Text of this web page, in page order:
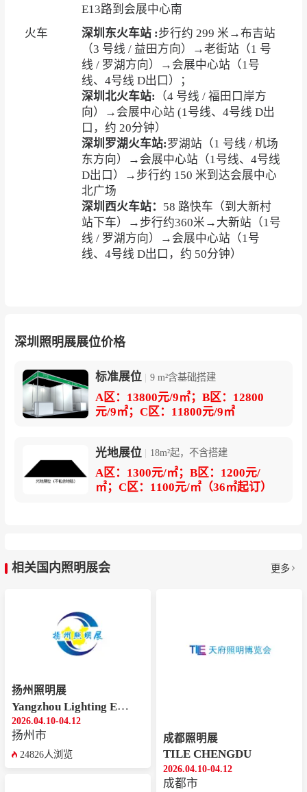
E13路到会展中心南
火车
深圳东火车站 :步行约 299 米→布吉站
（3 号线 / 益田方向）→老街站（1 号
线 / 罗湖方向）→会展中心站（1号
线、4号线 D出口）；
深圳北火车站:
（4 号线 / 福田口岸方
向）→会展中心站 (1号线、4号线 D出
口，约 20分钟）
深圳罗湖火车站:罗湖站（1 号线 / 机场
东方向）→会展中心站（1号线、4号线
D出口）→步行约 150 米到达会展中心
北广场
深圳西火车站： 58 路快车（到大新村
站下车）→步行约360米→大新站（1号
线 / 罗湖方向）→会展中心站（1号
线、4号线 D出口，约 50分钟）
深圳照明展展位价格
标准展位 | 9 m²含基础搭建
A区：13800元/9㎡；B区：12800
元/9㎡；C区：11800元/9㎡
光地展位 | 18m²起，不含搭建
A区：1300元/㎡；B区：1200元/
㎡；C区：1100元/㎡（36㎡起订）
相关国内照明展会 更多
扬州照明展
Yangzhou Lighting Exhibition
2026.04.10-04.12
扬州市
24826人浏览
成都照明展
TILE CHENGDU
2026.04.10-04.12
成都市